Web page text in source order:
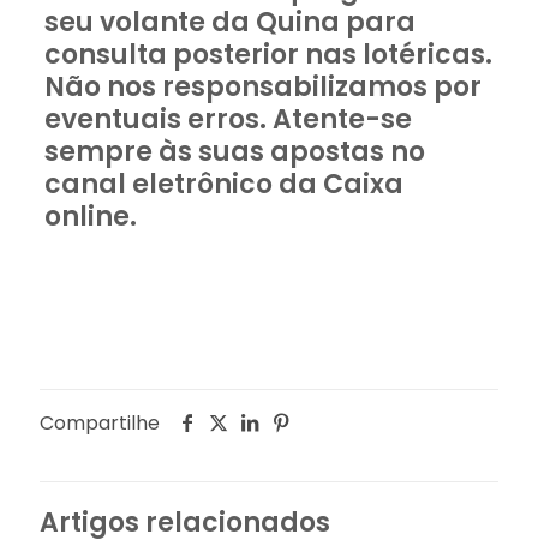
seu volante da Quina para
consulta posterior nas lotéricas.
Não nos responsabilizamos por
eventuais erros. Atente-se
sempre às suas apostas no
canal eletrônico da Caixa
online.
Compartilhe
Artigos relacionados